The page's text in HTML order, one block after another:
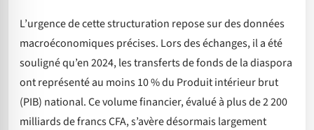
L’urgence de cette structuration repose sur des données
macroéconomiques précises. Lors des échanges, il a été
souligné qu’en 2024, les transferts de fonds de la diaspora
ont représenté au moins 10 % du Produit intérieur brut
(PIB) national. Ce volume financier, évalué à plus de 2 200
milliards de francs CFA, s’avère désormais largement